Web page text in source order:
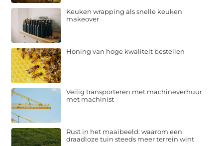
Keuken wrapping als snelle keuken
makeover
Honing van hoge kwaliteit bestellen
Veilig transporteren met machineverhuur
met machinist
Rust in het maaibeeld: waarom een
draadloze tuin steeds meer terrein wint